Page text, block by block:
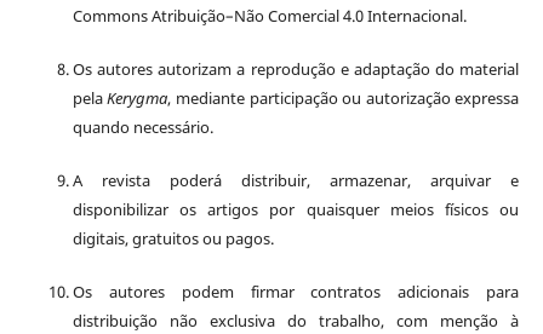
Commons Atribuição–Não Comercial 4.0 Internacional.
Os autores autorizam a reprodução e adaptação do material
pelaKerygma, mediante participação ou autorização expressa
quando necessário.
A revista poderá distribuir, armazenar, arquivar e
disponibilizar os artigos por quaisquer meios físicos ou
digitais, gratuitos ou pagos.
Os autores podem firmar contratos adicionais para
distribuição não exclusiva do trabalho, com menção à